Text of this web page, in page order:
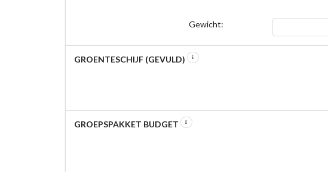
Gewicht:
GROENTESCHIJF (GEVULD)
GROEPSPAKKET BUDGET